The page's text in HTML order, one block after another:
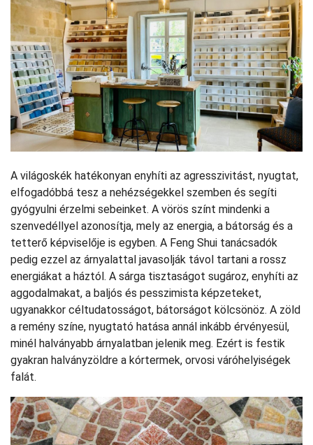
A világoskék hatékonyan enyhíti az agresszivitást, nyugtat,
elfogadóbbá tesz a nehézségekkel szemben és segíti
gyógyulni érzelmi sebeinket. A vörös színt mindenki a
szenvedéllyel azonosítja, mely az energia, a bátorság és a
tetterő képviselője is egyben. A Feng Shui tanácsadók
pedig ezzel az árnyalattal javasolják távol tartani a rossz
energiákat a háztól. A sárga tisztaságot sugároz, enyhíti az
aggodalmakat, a baljós és pesszimista képzeteket,
ugyanakkor céltudatosságot, bátorságot kölcsönöz. A zöld
a remény színe, nyugtató hatása annál inkább érvényesül,
minél halványabb árnyalatban jelenik meg. Ezért is festik
gyakran halványzöldre a kórtermek, orvosi váróhelyiségek
falát.